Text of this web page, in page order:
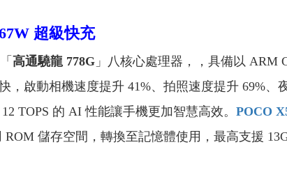
超級快充
高通驍龍 778G 」八核心處理器，，具備以 ARM
啟動相機速度提升 41%、拍照速度提升 69%、
TOPS 的 AI 性能讓手機更加智慧高效。 POCO
儲存空間，轉換至記憶體使用，最高支援